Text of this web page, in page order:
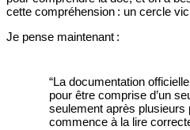
cette compréhension : un cercle
Je pense maintenant :
“La documentation
pour être comprise d’un
seulement après plusieurs
commence à la lire